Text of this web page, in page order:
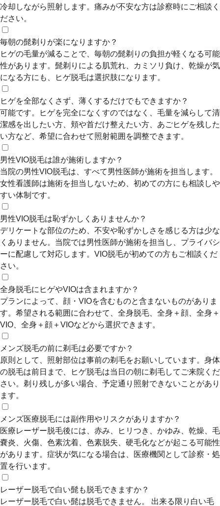
冷却しながら照射します。痛みが不安な方は診察時にご相談く
ださい。
毎朝の髭剃りが楽になりますか？
ヒゲの毛量が減ることで、毎朝の髭剃りの負担が軽くなる可能
性があります。髭剃りによる肌荒れ、カミソリ負け、乾燥が気
になる方にも、ヒゲ脱毛は選択肢になります。
ヒゲを全部なくさず、薄くするだけでもできますか？
可能です。ヒゲを完全になくすのではなく、毛量を減らして清
潔感を出したい方、頬や首だけ整えたい方、あごヒゲを残した
い方など、希望に合わせて照射範囲を調整できます。
男性VIO脱毛は誰が施術しますか？
当院の男性VIO脱毛は、すべて男性医師が施術を担当します。
女性看護師は施術を担当しないため、初めての方にも相談しや
すい体制です。
男性VIO脱毛は恥ずかしくありませんか？
デリケートな部位のため、不安や恥ずかしさを感じる方は少な
くありません。当院では男性医師が施術を担当し、プライバシ
ーに配慮して対応します。VIO脱毛が初めての方もご相談くだ
さい。
全身脱毛にヒゲやVIOは含まれますか？
プランによって、顔・VIOを含むものと含まないものがありま
す。希望される範囲に合わせて、全身脱毛、全身＋顔、全身＋
VIO、全身＋顔＋VIOなどから選択できます。
メンズ脱毛の前に剃毛は必要ですか？
原則として、照射部位は事前の剃毛をお願いしています。身体
の脱毛は前日まで、ヒゲ脱毛は当日の朝に剃毛してご来院くだ
さい。剃り残しが多い場合、予定通り照射できないことがあり
ます。
メンズ医療脱毛には副作用やリスクがありますか？
医療レーザー脱毛後には、赤み、ヒリつき、かゆみ、乾燥、毛
嚢炎、火傷、色素沈着、色素脱失、硬毛化などが起こる可能性
があります。症状が気になる場合は、医療機関として診察・処
置を行います。
レーザー脱毛で白い髭も脱毛できますか？
レーザー脱毛で白い髭は脱毛できません。 出来る限り白い毛